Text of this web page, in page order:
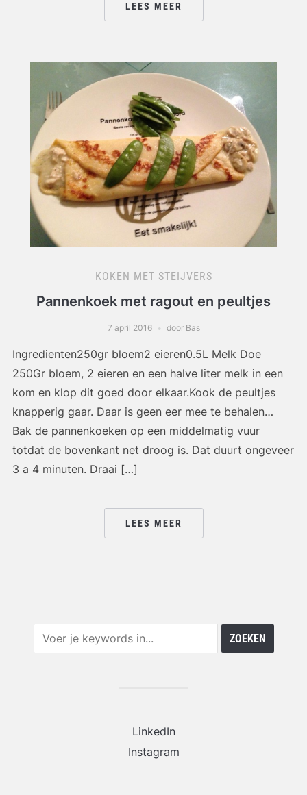
LEES MEER
KOKEN MET STEIJVERS
Pannenkoek met ragout en peultjes
7 april 2016 door Bas
Ingredienten250gr bloem2 eieren0.5L Melk Doe
250Gr bloem, 2 eieren en een halve liter melk in een
kom en klop dit goed door elkaar.Kook de peultjes
knapperig gaar. Daar is geen eer mee te behalen…
Bak de pannenkoeken op een middelmatig vuur
totdat de bovenkant net droog is. Dat duurt ongeveer
3 a 4 minuten. Draai […]
LEES MEER
LinkedIn
Instagram